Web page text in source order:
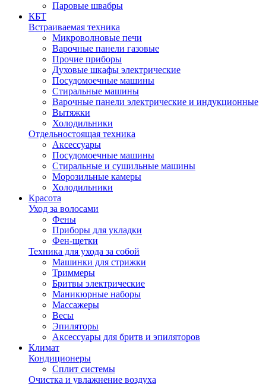
Паровые швабры
КБТ
Встраиваемая техника
Микроволновые печи
Варочные панели газовые
Прочие приборы
Духовые шкафы электрические
Посудомоечные машины
Стиральные машины
Варочные панели электрические и индукционные
Вытяжки
Холодильники
Отдельностоящая техника
Аксессуары
Посудомоечные машины
Стиральные и сушильные машины
Морозильные камеры
Холодильники
Красота
Уход за волосами
Фены
Приборы для укладки
Фен-щетки
Техника для ухода за собой
Машинки для стрижки
Триммеры
Бритвы электрические
Маникюрные наборы
Массажеры
Весы
Эпиляторы
Аксессуары для бритв и эпиляторов
Климат
Кондиционеры
Сплит системы
Очистка и увлажнение воздуха